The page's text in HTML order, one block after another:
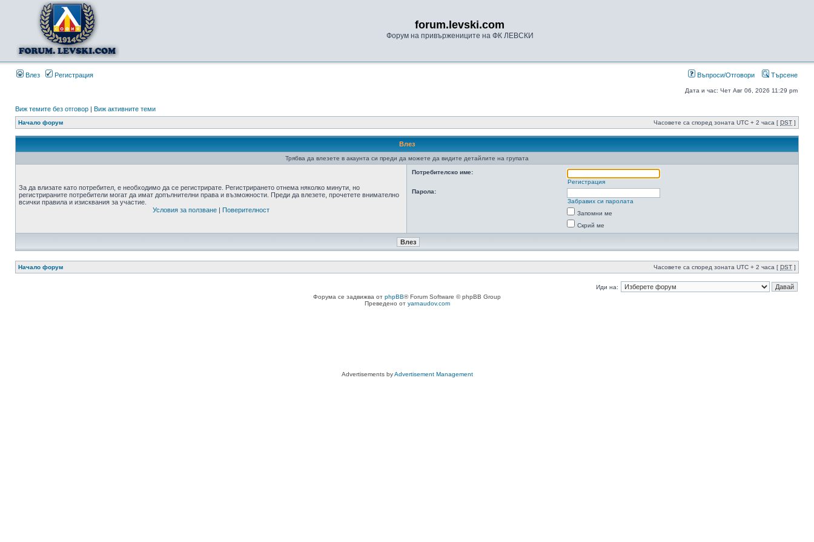
forum.levski.com
Форум на привържениците на ФК ЛЕВСКИ
Влез Регистрация Въпроси/Отговори Търсене
Дата и час: Чет Авг 06, 2026 11:29 pm
Виж темите без отговор | Виж активните теми
Начало форум Часовете са според зоната UTC + 2 часа [ DST ]
Влез
Трябва да влезете в акаунта си преди да можете да видите детайлите на групата
За да влизате като потребител, е необходимо да се регистрирате. Регистрирането отнема няколко минути, но
регистрираните потребители могат да имат допълнителни права и възможности. Преди да влезете, прочетете внимателно
всички правила и изисквания за участие.
Условия за ползване | Поверителност
Потребителско име:
Регистрация
Парола:
Забравих си паролата
Запомни ме
Скрий ме
Начало форум Часовете са според зоната UTC + 2 часа [ DST ]
Иди на:
Форума се задвижва от phpBB® Forum Software © phpBB Group
Преведено от yarnaudov.com
Advertisements byAdvertisement Management